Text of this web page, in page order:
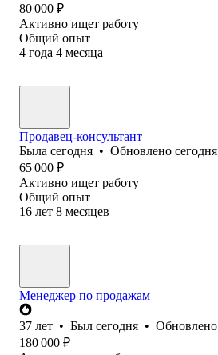
80 000 ₽
Активно ищет работу
Общий опыт
4 года 4 месяца
Продавец-консультант
Была сегодня • Обновлено сегодня
65 000 ₽
Активно ищет работу
Общий опыт
16 лет 8 месяцев
Менеджер по продажам
37 лет • Был сегодня • Обновлено
180 000 ₽